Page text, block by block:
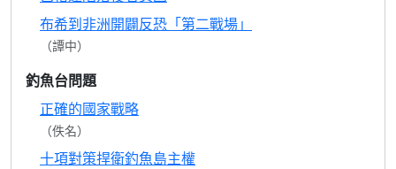
布希到非洲開闢反恐「第二戰場」
（譚中）
釣魚台問題
正確的國家戰略
（佚名）
十項對策捍衛釣魚島主權